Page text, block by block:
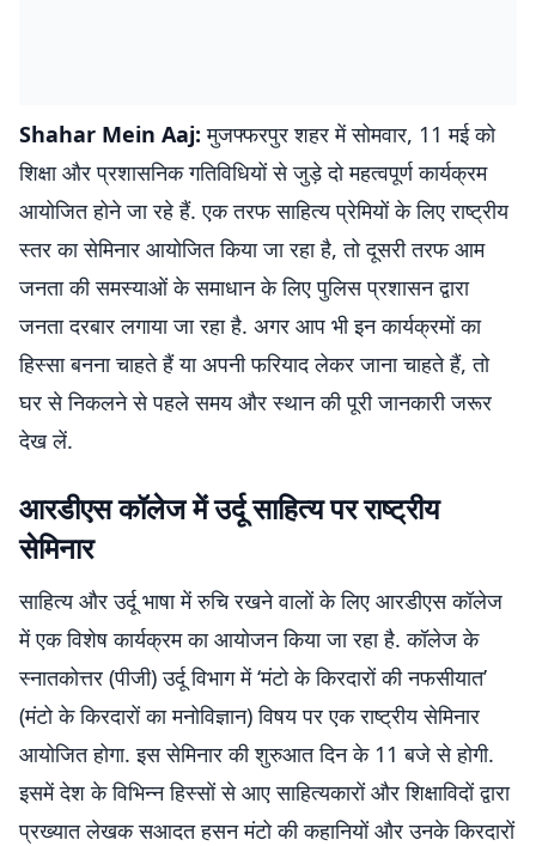
Shahar Mein Aaj:मुजफ्फरपुर शहर में सोमवार, 11 मई को
शिक्षा और प्रशासनिक गतिविधियों से जुड़े दो महत्वपूर्ण कार्यक्रम
आयोजित होने जा रहे हैं. एक तरफ साहित्य प्रेमियों के लिए राष्ट्रीय
स्तर का सेमिनार आयोजित किया जा रहा है, तो दूसरी तरफ आम
जनता की समस्याओं के समाधान के लिए पुलिस प्रशासन द्वारा
जनता दरबार लगाया जा रहा है. अगर आप भी इन कार्यक्रमों का
हिस्सा बनना चाहते हैं या अपनी फरियाद लेकर जाना चाहते हैं, तो
घर से निकलने से पहले समय और स्थान की पूरी जानकारी जरूर
देख लें.
आरडीएस कॉलेज में उर्दू साहित्य पर राष्ट्रीय
सेमिनार
साहित्य और उर्दू भाषा में रुचि रखने वालों के लिए आरडीएस कॉलेज
में एक विशेष कार्यक्रम का आयोजन किया जा रहा है. कॉलेज के
स्नातकोत्तर (पीजी) उर्दू विभाग में ‘मंटो के किरदारों की नफसीयात’
(मंटो के किरदारों का मनोविज्ञान) विषय पर एक राष्ट्रीय सेमिनार
आयोजित होगा. इस सेमिनार की शुरुआत दिन के 11 बजे से होगी.
इसमें देश के विभिन्न हिस्सों से आए साहित्यकारों और शिक्षाविदों द्वारा
प्रख्यात लेखक सआदत हसन मंटो की कहानियों और उनके किरदारों